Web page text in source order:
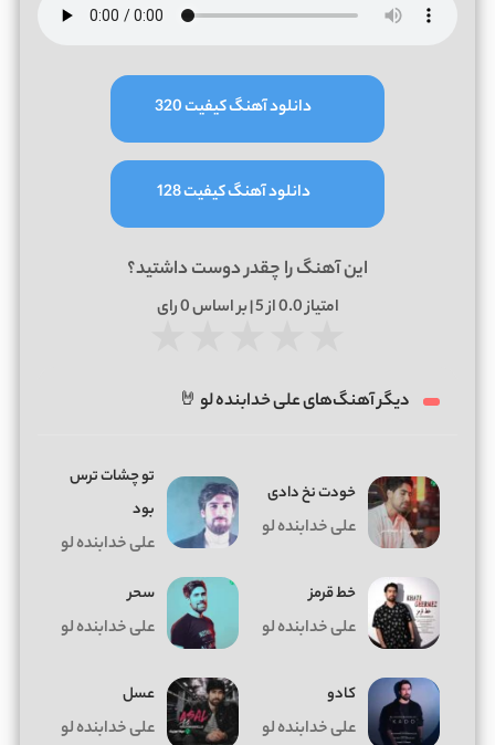
دانلود آهنگ کیفیت 320
دانلود آهنگ کیفیت 128
این آهنگ را چقدر دوست داشتید؟
امتیاز0.0از 5 | بر اساس 0رای
دیگر آهنگ‌های علی خدابنده لو 🤘
خودت نخ دادی
علی خدابنده لو
تو چشات ترس
بود
علی خدابنده لو
خط قرمز
علی خدابنده لو
سحر
علی خدابنده لو
کادو
علی خدابنده لو
عسل
علی خدابنده لو